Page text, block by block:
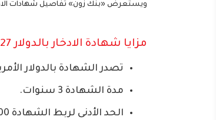
ويستعرض «بنك زون» تفاصيل شهادات الادخار الجديدة
مزايا شهادة الادخار بالدولار 27% "القمة" من بنك مصر
تصدر الشهادة بالدولار
مدة الشهادة 3 سنوات.
الحد الأدنى لربط الشهادة 1000 دولار أمريكي ومضاعفاتها.